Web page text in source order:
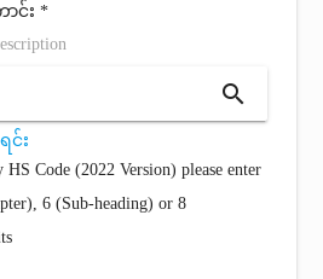
ာင်း *
search
င်း
Code (2022 Version) please enter
6 (Sub-heading) or 8